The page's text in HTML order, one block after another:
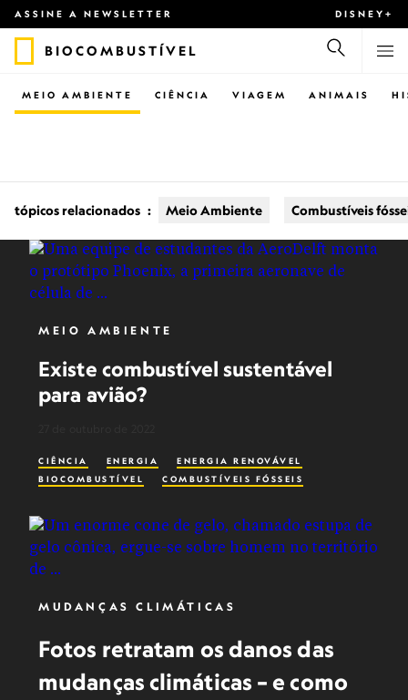
ASSINE A NEWSLETTER DISNEY+
BIOCOMBUSTÍVEL
CIÊNCIA VIAGEM ANIMAIS
MEIO AMBIENTE
tópicos relacionados : Meio Ambiente Combustíveis
MEIO AMBIENTE
Existe combustível sustentável
para avião?
CIÊNCIA ENERGIA
ENERGIA RENOVÁVEL
BIOCOMBUSTÍVEL
COMBUSTÍVEIS FÓSSEIS
MUDANÇAS CLIMÁTICAS
Fotos retratam os danos das
mudanças climáticas – e como